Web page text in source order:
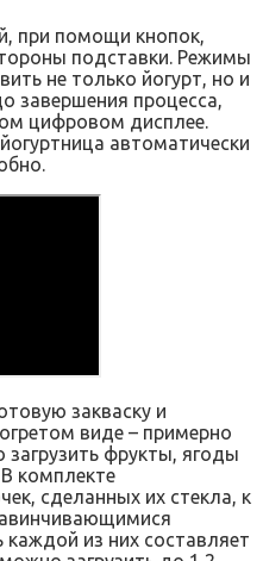
при помощи кнопок,
подставки. Режимы
не только йогурт, но и
завершения процесса,
цифровом дисплее.
автоматически
закваску и
виде – примерно
фрукты, ягоды
комплекте
сделанных их стекла, к
из них составляет